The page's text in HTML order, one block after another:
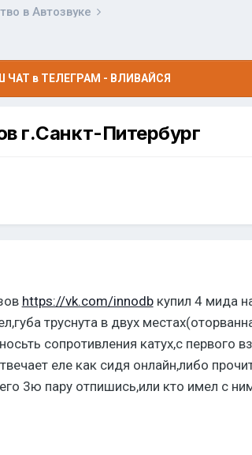
в Автозвуке
ЧАТ в ТЕЛЕГРАМ - ВЛИВАЙСЯ
г.Санкт-Питербург
https://vk.com/innodbкупил 4 мида
труснута в двух
сопротивления катух,с первого
еле как сидя онлайн,либо
3ю пару отпишись,или кто имел с